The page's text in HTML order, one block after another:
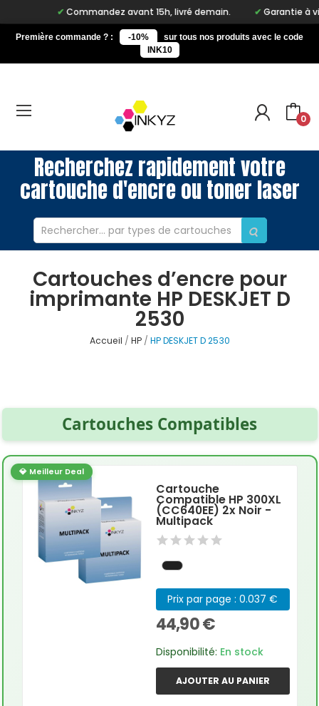
Commandez avant 15h, livré demain. Garantie à vie
Première commande ? : -10%
sur tous nos produits avec le code
INK10
0
Recherchez rapidement votre
cartouche d'encre ou toner laser
Cartouches d’encre pour
imprimante HP DESKJET D
2530
Accueil HP HP DESKJET D 2530
Cartouches Compatibles
💎 Meilleur Deal
Cartouche
Compatible HP 300XL
(CC640EE) 2x Noir -
Multipack
Prix par page : 0.037 €
44,90 €
Disponibilité: En stock
AJOUTER AU PANIER